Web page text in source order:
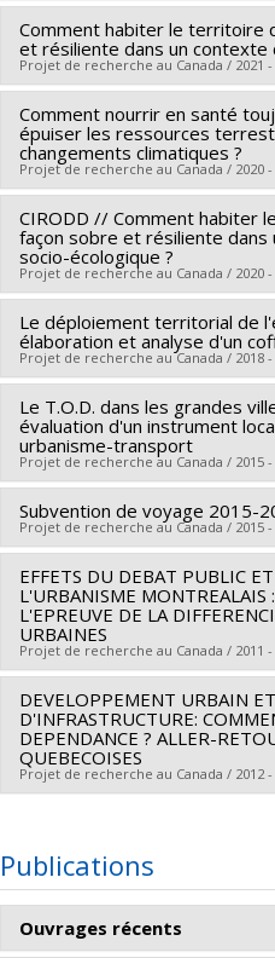
Programmes de subvention :
de recherche en économie
Chercheur principal : Franck
Co-chercheurs : Mohamed
Sources de financement :
Québec - Nature et
Programmes de subvention :
de regroupements
Comment habiter le territoire
et résiliente dans un contexte
Projet de recherche au Canada / 2021 -
Chercheur principal : Franck
Sources de financement :
sciences humaines du Canada
Programmes de subvention :
Connexion
Comment nourrir en santé
épuiser les ressources
changements climatiques ?
Projet de recherche au Canada / 2020 -
Chercheur principal :
Co-chercheurs : Franck
Sources de financement :
sciences humaines du Canada
Programmes de subvention :
Connexion
CIRODD // Comment habiter
façon sobre et résiliente
socio-écologique ?
Projet de recherche au Canada / 2020 -
Sources de financement :
Québec - Nature et
Programmes de subvention :
de regroupements
Le déploiement territorial de
élaboration et analyse d'un
Projet de recherche au Canada / 2018 -
Chercheur principal : Franck
Sources de financement :
sciences humaines du Canada
Programmes de subvention :
institutionnelle du CRSH -
Le T.O.D. dans les grandes
évaluation d'un instrument
urbanisme-transport
Projet de recherche au Canada / 2015 -
Chercheur principal : Florence
Co-chercheurs : Michel Gariépy
Sources de financement :
sciences humaines du Canada
Programmes de subvention :
Subvention de voyage 2015-
Projet de recherche au Canada / 2015 -
Chercheur principal : Franck
Sources de financement :
sciences humaines du Canada
Programmes de subvention :
d'échange de connaissances
EFFETS DU DEBAT PUBLIC
L'URBANISME MONTREALAIS
L'EPREUVE DE LA
URBAINES
Projet de recherche au Canada / 2011 -
Chercheur principal : Michel
Co-chercheurs : Franck
Sources de financement :
sciences humaines du Canada
ordinaire de recherche
DEVELOPPEMENT URBAIN
D'INFRASTRUCTURE:
DEPENDANCE ? ALLER-
QUEBECOISES
Projet de recherche au Canada / 2012 -
Co-chercheurs :
Gariépy
Sources de financement :
sciences humaines du Canada
Publications
Ouvrages récents